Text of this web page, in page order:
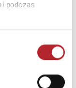
podczas
zobacz więcej